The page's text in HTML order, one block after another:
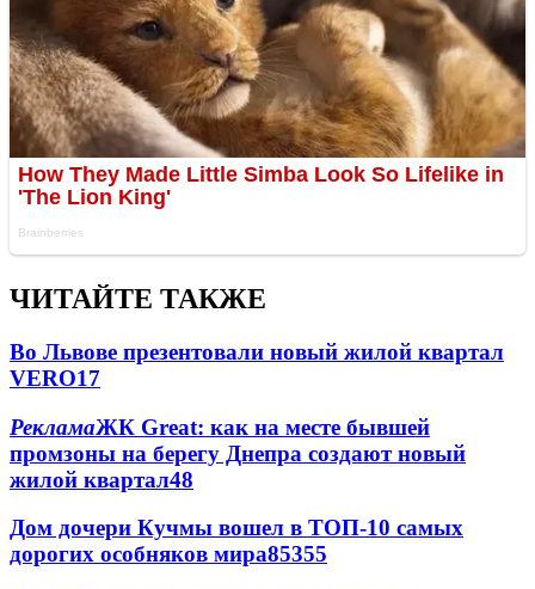
ЧИТАЙТЕ ТАКЖЕ
Во Львове презентовали новый жилой квартал
VERO17
РекламаЖК Great: как на месте бывшей
промзоны на берегу Днепра создают новый
жилой квартал48
Дом дочери Кучмы вошел в ТОП-10 самых
дорогих особняков мира85355